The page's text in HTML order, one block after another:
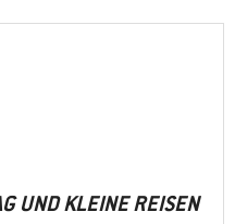
UND KLEINE REISEN